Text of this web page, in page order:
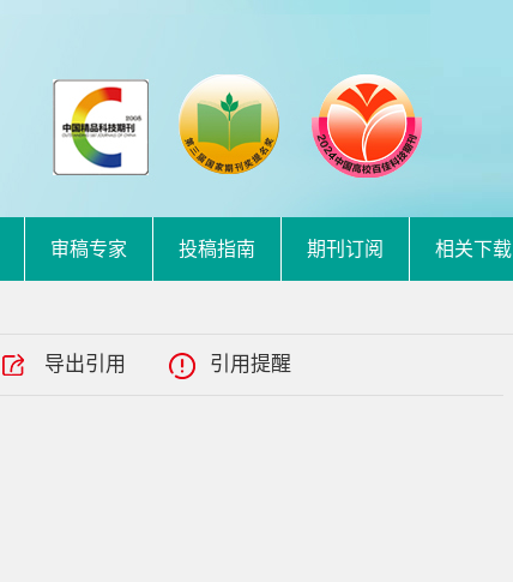
审稿专家 投稿指南 期刊订阅 相关下载
导出引用 引用提醒